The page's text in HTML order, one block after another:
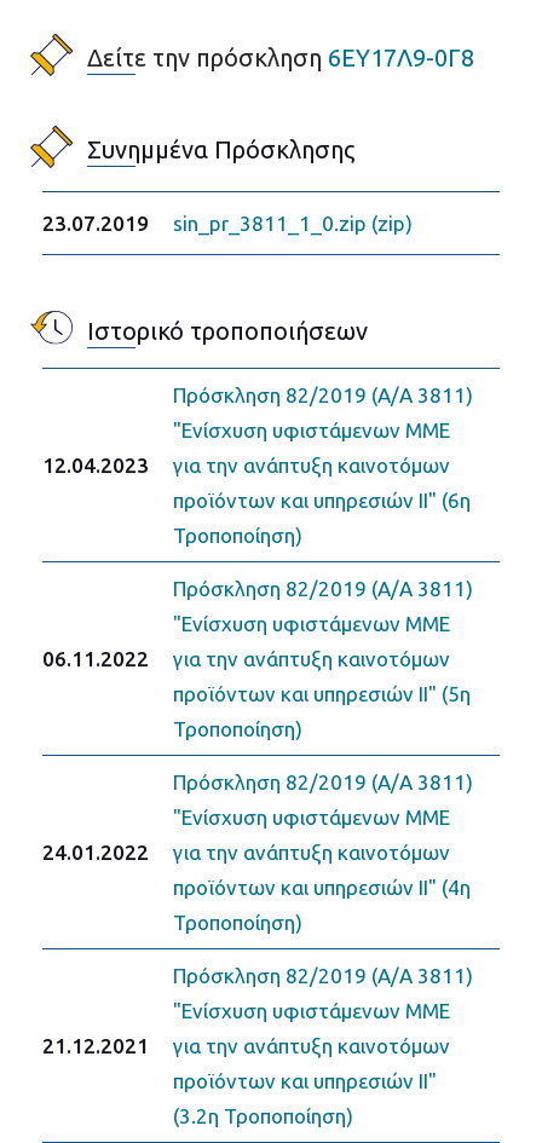
Δείτε την πρόσκληση 6ΕΥ17Λ9-0Γ8
Συνημμένα Πρόσκλησης
23.07.2019 sin_pr_3811_1_0.zip (zip)
Ιστορικό τροποποιήσεων
12.04.2023
Πρόσκληση 82/2019 (Α/Α 3811)
"Ενίσχυση υφιστάμενων ΜΜΕ
για την ανάπτυξη καινοτόμων
προϊόντων και υπηρεσιών II" (6η
Τροποποίηση)
06.11.2022
Πρόσκληση 82/2019 (Α/Α 3811)
"Ενίσχυση υφιστάμενων ΜΜΕ
για την ανάπτυξη καινοτόμων
προϊόντων και υπηρεσιών II" (5η
Τροποποίηση)
24.01.2022
Πρόσκληση 82/2019 (Α/Α 3811)
"Ενίσχυση υφιστάμενων ΜΜΕ
για την ανάπτυξη καινοτόμων
προϊόντων και υπηρεσιών II" (4η
Τροποποίηση)
21.12.2021
Πρόσκληση 82/2019 (Α/Α 3811)
"Ενίσχυση υφιστάμενων ΜΜΕ
για την ανάπτυξη καινοτόμων
προϊόντων και υπηρεσιών II"
(3.2η Τροποποίηση)